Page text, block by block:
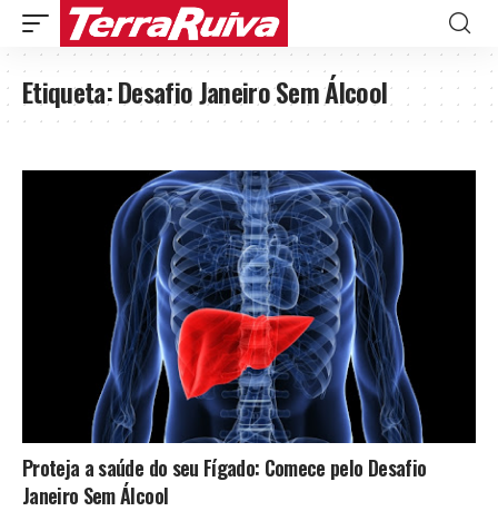
Etiqueta:Desafio Janeiro Sem Álcool
Proteja a saúde do seu Fígado: Comece pelo Desafio
Janeiro Sem Álcool